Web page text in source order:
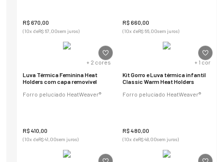
R$ 670 00
(10x deR$ 67,00sem juros)
R$ 660 00
(10x deR$ 66,00sem juros)
+ 2 cores
Luva Térmica Feminina Heat
Holders com capa removível
Forro peluciado HeatWeaver®
R$ 410 00
(10x deR$41,00sem juros)
+ 1 cor
Kit Gorro e Luva térmica infantil
Classic Warm Heat Holders
Forro peluciado HeatWeaver®
R$ 480 00
(10x deR$48,00sem juros)